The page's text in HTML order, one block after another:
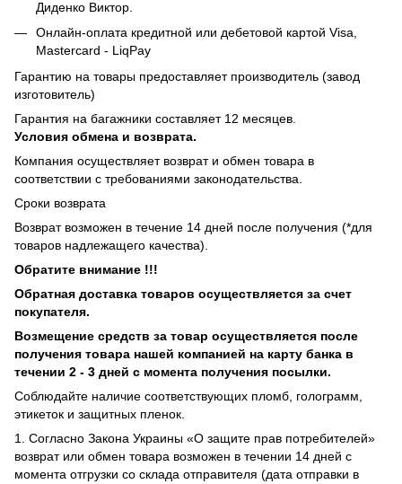
Диденко Виктор.
Онлайн-оплата кредитной или дебетовой картой Visa,
Mastercard - LiqPay
Гарантию на товары предоставляет производитель (завод
изготовитель)
Гарантия на багажники составляет 12 месяцев.
Условия обмена и возврата.
Компания осуществляет возврат и обмен товара в
соответствии с требованиями законодательства.
Сроки возврата
Возврат возможен в течение 14 дней после получения (*для
товаров надлежащего качества).
Обратите внимание !!!
Обратная доставка товаров осуществляется за счет
покупателя.
Возмещение средств за товар осуществляется после
получения товара нашей компанией на карту банка в
течении 2 - 3 дней с момента получения посылки.
Соблюдайте наличие соответствующих пломб, голограмм,
этикеток и защитных пленок.
1. Согласно Закона Украины «О защите прав потребителей»
возврат или обмен товара возможен в течении 14 дней с
момента отгрузки со склада отправителя (дата отправки в